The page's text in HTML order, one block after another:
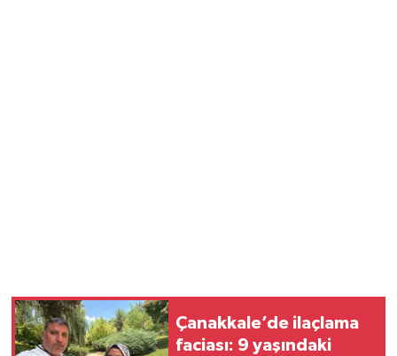
Çanakkale’de ilaçlama
faciası: 9 yaşındaki